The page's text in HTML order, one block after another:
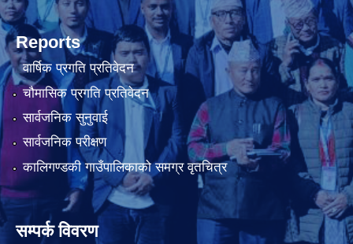
Reports
वार्षिक प्रगति प्रतिवेदन
चौमासिक प्रगति प्रतिवेदन
सार्वजनिक सुनुवाई
सार्वजनिक परीक्षण
कालिगण्डकी गाउँपालिकाको समग्र वृतचित्र
सम्पर्क विवरण